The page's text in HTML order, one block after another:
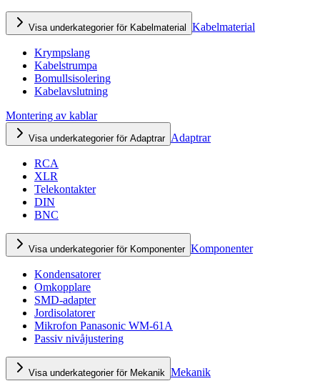
Visa underkategorier för Kabelmaterial Kabelmaterial
Krympslang
Kabelstrumpa
Bomullsisolering
Kabelavslutning
Montering av kablar
Visa underkategorier för Adaptrar Adaptrar
RCA
XLR
Telekontakter
DIN
BNC
Visa underkategorier för Komponenter Komponenter
Kondensatorer
Omkopplare
SMD-adapter
Jordisolatorer
Mikrofon Panasonic WM-61A
Passiv nivåjustering
Visa underkategorier för Mekanik Mekanik